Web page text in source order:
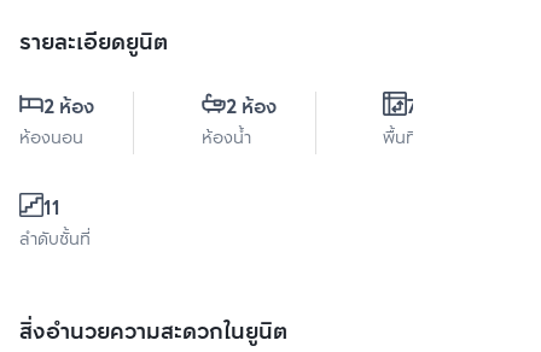
รายละเอียดยูนิต
2 ห้อง
ห้องนอน
2 ห้อง
ห้องน้ำ
79 ตร.ม.
พื้นที่ใช้สอย
11
ลำดับชั้นที่
สิ่งอำนวยความสะดวกในยูนิต